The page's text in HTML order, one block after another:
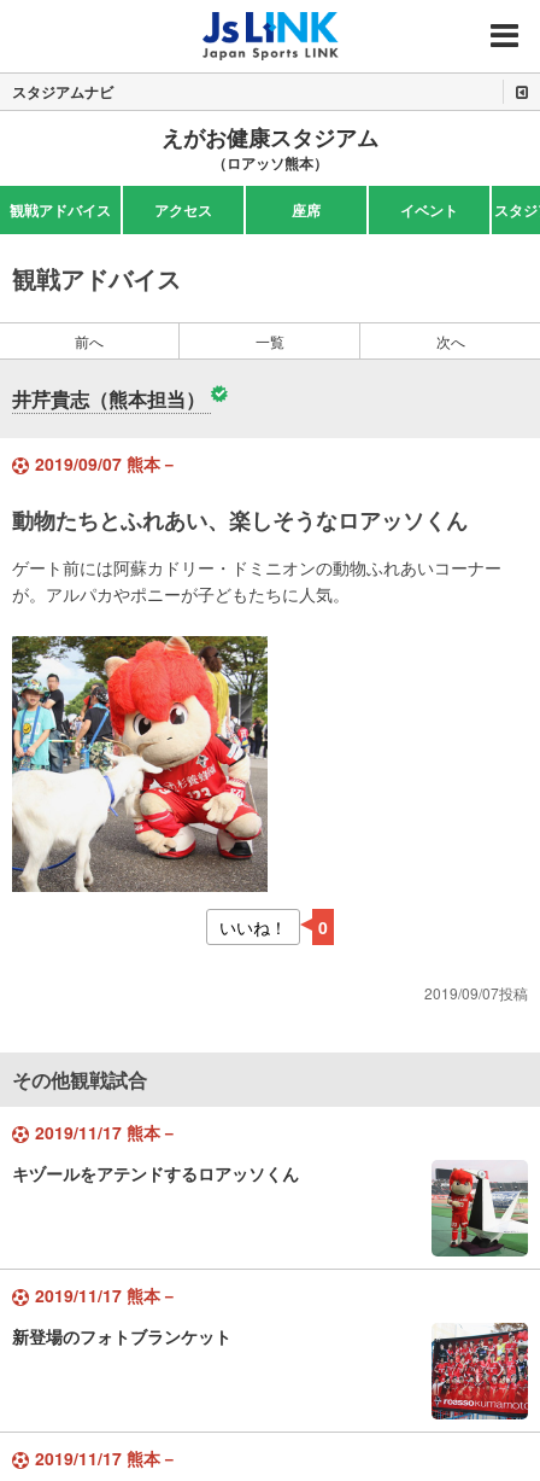
MENU
スタジアムナビ
えがお健康スタジアム
（ロアッソ熊本）
観戦アドバイス アクセス 座席 イベント スタ
観戦アドバイス
前へ 一覧 次へ
井芹貴志（熊本担当）
2019/09/07 熊本－
動物たちとふれあい、楽しそうなロアッソくん
ゲート前には阿蘇カドリー・ドミニオンの動物ふれあいコーナー
が。アルパカやポニーが子どもたちに人気。
いいね！ 0
2019/09/07投稿
その他観戦試合
2019/11/17 熊本－
キヅールをアテンドするロアッソくん
2019/11/17 熊本－
新登場のフォトブランケット
2019/11/17 熊本－